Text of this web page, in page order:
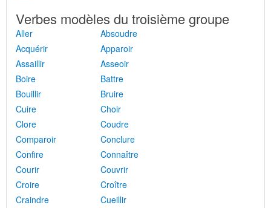
Verbes modèles du troisième groupe
Aller
Absoudre
Acquérir
Apparoir
Assaillir
Asseoir
Boire
Battre
Bouillir
Bruire
Cuire
Choir
Clore
Coudre
Comparoir
Conclure
Confire
Connaître
Courir
Couvrir
Croire
Croître
Craindre
Cueillir